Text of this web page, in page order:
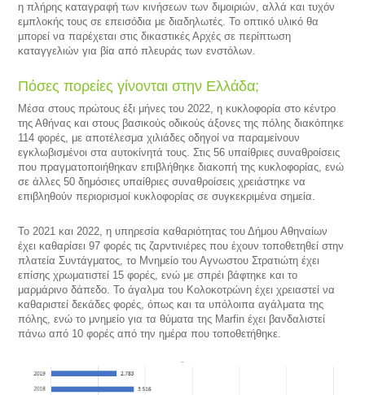
η πλήρης καταγραφή των κινήσεων των διμοιριών, αλλά και τυχόν
εμπλοκής τους σε επεισόδια με διαδηλωτές. Το οπτικό υλικό θα
μπορεί να παρέχεται στις δικαστικές Αρχές σε περίπτωση
καταγγελιών για βία από πλευράς των ενστόλων.
Πόσες πορείες γίνονται στην Ελλάδα;
Μέσα στους πρώτους έξι μήνες του 2022, η κυκλοφορία στο κέντρο
της Αθήνας και στους βασικούς οδικούς άξονες της πόλης διακόπηκε
114 φορές, με αποτέλεσμα χιλιάδες οδηγοί να παραμείνουν
εγκλωβισμένοι στα αυτοκίνητά τους. Στις 56 υπαίθριες συναθροίσεις
που πραγματοποιήθηκαν επιβλήθηκε διακοπή της κυκλοφορίας, ενώ
σε άλλες 50 δημόσιες υπαίθριες συναθροίσεις χρειάστηκε να
επιβληθούν περιορισμοί κυκλοφορίας σε συγκεκριμένα σημεία.
Το 2021 και 2022, η υπηρεσία καθαριότητας του Δήμου Αθηναίων
έχει καθαρίσει 97 φορές τις ζαρντινιέρες που έχουν τοποθετηθεί στην
πλατεία Συντάγματος, το Μνημείο του Αγνωστου Στρατιώτη έχει
επίσης χρωματιστεί 15 φορές, ενώ με σπρέι βάφτηκε και το
μαρμάρινο δάπεδο. Το άγαλμα του Κολοκοτρώνη έχει χρειαστεί να
καθαριστεί δεκάδες φορές, όπως και τα υπόλοιπα αγάλματα της
πόλης, ενώ το μνημείο για τα θύματα της Marfin έχει βανδαλιστεί
πάνω από 10 φορές από την ημέρα που τοποθετήθηκε.